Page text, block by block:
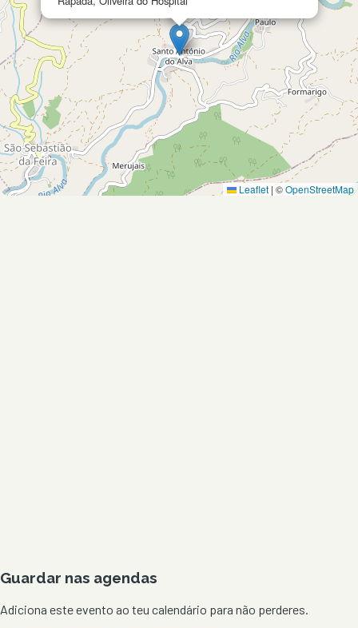
Leaflet | ©OpenStreetMap
Guardar nas agendas
Adiciona este evento ao teu calendário para não perderes.